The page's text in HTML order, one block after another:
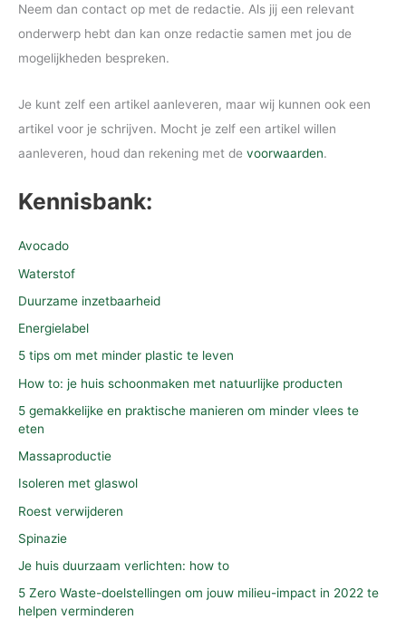
Neem dan contact op met de redactie. Als jij een relevant
onderwerp hebt dan kan onze redactie samen met jou de
mogelijkheden bespreken.
Je kunt zelf een artikel aanleveren, maar wij kunnen ook een
artikel voor je schrijven. Mocht je zelf een artikel willen
aanleveren, houd dan rekening met de voorwaarden.
Kennisbank:
Avocado
Waterstof
Duurzame inzetbaarheid
Energielabel
5 tips om met minder plastic te leven
How to: je huis schoonmaken met natuurlijke producten
5 gemakkelijke en praktische manieren om minder vlees te
eten
Massaproductie
Isoleren met glaswol
Roest verwijderen
Spinazie
Je huis duurzaam verlichten: how to
5 Zero Waste-doelstellingen om jouw milieu-impact in 2022 te
helpen verminderen